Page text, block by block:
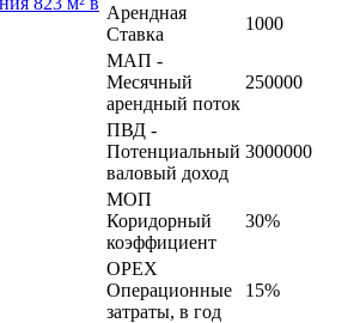
Арендная
Ставка
1000
МАП -
Месячный
арендный поток
250000
ПВД -
Потенциальный
валовый доход
3000000
МОП
Коридорный
коэффициент
30%
OPEX
Операционные
затраты, в год
15%